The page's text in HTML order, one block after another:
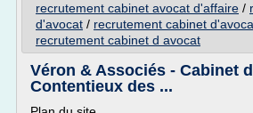
recrutement cabinet avocat d'affaire /
d'avocat / recrutement cabinet
recrutement cabinet d avocat
Véron & Associés - Cabinet
Contentieux des ...